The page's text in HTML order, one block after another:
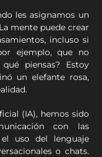
les asignamos un
mente puede crear
incluso si
ejemplo, que no
piensas? Estoy
un elefante rosa,
(IA), hemos sido
con las
uso del lenguaje
o chats.